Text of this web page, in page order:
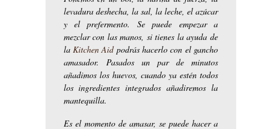
levadura deshecha, la sal, la leche, el azúcar
y el prefermento. Se puede empezar a
mezclar con las manos, si tienes la ayuda de
la Kitchen Aidpodrás hacerlo con el gancho
amasador. Pasados un par de minutos
añadimos los huevos, cuando ya estén todos
los ingredientes integrados añadiremos la
mantequilla.
Es el momento de amasar, se puede hacer a